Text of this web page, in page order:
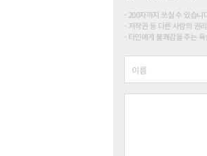
200자까지 쓰실 수 있습
저작권 등 다른 사람의 권
타인에게 불쾌감을 주는